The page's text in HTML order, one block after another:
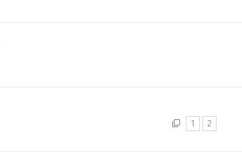
1 2